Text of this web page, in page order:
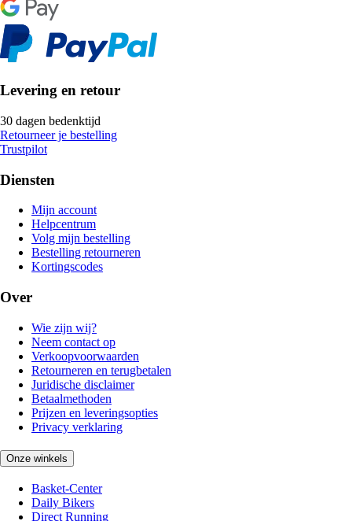
Levering en retour
30 dagen bedenktijd
Retourneer je bestelling
Trustpilot
Diensten
Mijn account
Helpcentrum
Volg mijn bestelling
Bestelling retourneren
Kortingscodes
Over
Wie zijn wij?
Neem contact op
Verkoopvoorwaarden
Retourneren en terugbetalen
Juridische disclaimer
Betaalmethoden
Prijzen en leveringsopties
Privacy verklaring
Onze winkels
Basket-Center
Daily Bikers
Direct Running